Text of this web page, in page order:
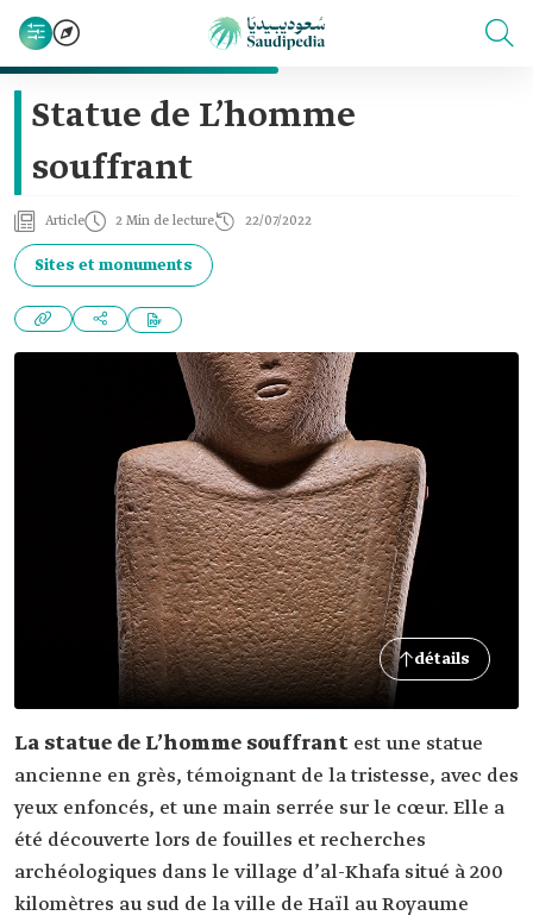
Statue de L’homme
souffrant
Article 2 Min de lecture 22/07/2022
Sites et monuments
détails
La statue de L’homme souffrant est une statue
ancienne en grès, témoignant de la tristesse, avec des
yeux enfoncés, et une main serrée sur le cœur. Elle a
été découverte lors de fouilles et recherches
archéologiques dans le village d’al-Khafa situé à 200
kilomètres au sud de la ville de Haïl au Royaume